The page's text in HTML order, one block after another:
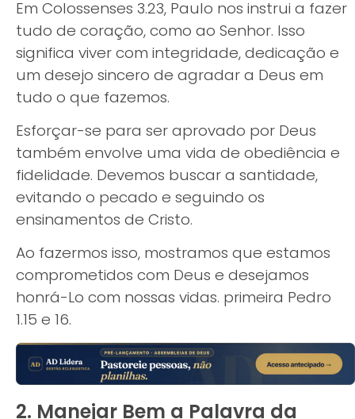
Em Colossenses 3.23, Paulo nos instrui a fazer
tudo de coração, como ao Senhor. Isso
significa viver com integridade, dedicação e
um desejo sincero de agradar a Deus em
tudo o que fazemos.
Esforçar-se para ser aprovado por Deus
também envolve uma vida de obediência e
fidelidade. Devemos buscar a santidade,
evitando o pecado e seguindo os
ensinamentos de Cristo.
Ao fazermos isso, mostramos que estamos
comprometidos com Deus e desejamos
honrá-Lo com nossas vidas. primeira Pedro
1.15 e 16.
2. Manejar Bem a Palavra da